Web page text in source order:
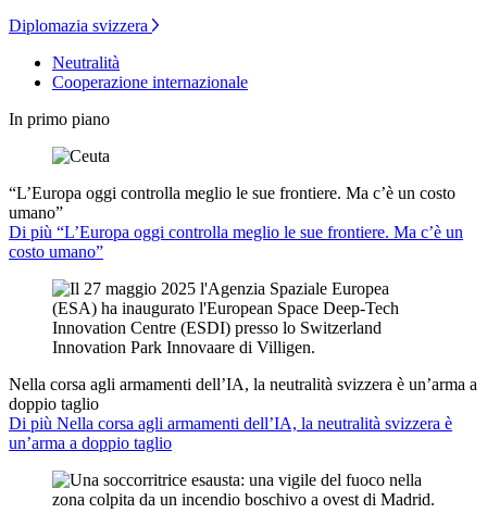
Diplomazia svizzera
Neutralità
Cooperazione internazionale
In primo piano
“L’Europa oggi controlla meglio le sue frontiere. Ma c’è un costo
umano”
Di più “L’Europa oggi controlla meglio le sue frontiere. Ma c’è un
costo umano”
Nella corsa agli armamenti dell’IA, la neutralità svizzera è un’arma a
doppio taglio
Di più Nella corsa agli armamenti dell’IA, la neutralità svizzera è
un’arma a doppio taglio